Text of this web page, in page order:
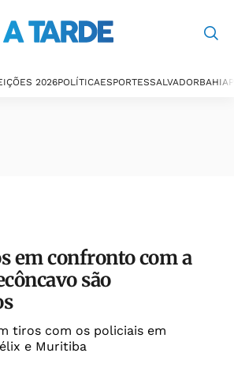
2026POLÍTICAESPORTESSALVADORBAHIA
em confronto com a
são
tiros com os policiais em
e Muritiba